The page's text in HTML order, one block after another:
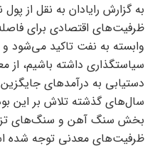
به گزارش رایادان به نقل از
ظرفیت‌های اقتصادی برای
وابسته به نفت تاکید می‌شود و
سیاستگذاری داشته باشیم، از
دستیابی به درآمد‌های
سال‌های گذشته تلاش بر این
بخش سنگ آهن و سنگ‌های
ظرفیت‌های معدنی توجه شده